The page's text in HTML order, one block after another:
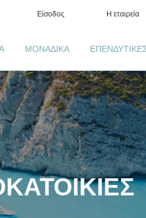
Είσοδος Η εταιρεία
ΜΟΝΑΔΙΚΑ